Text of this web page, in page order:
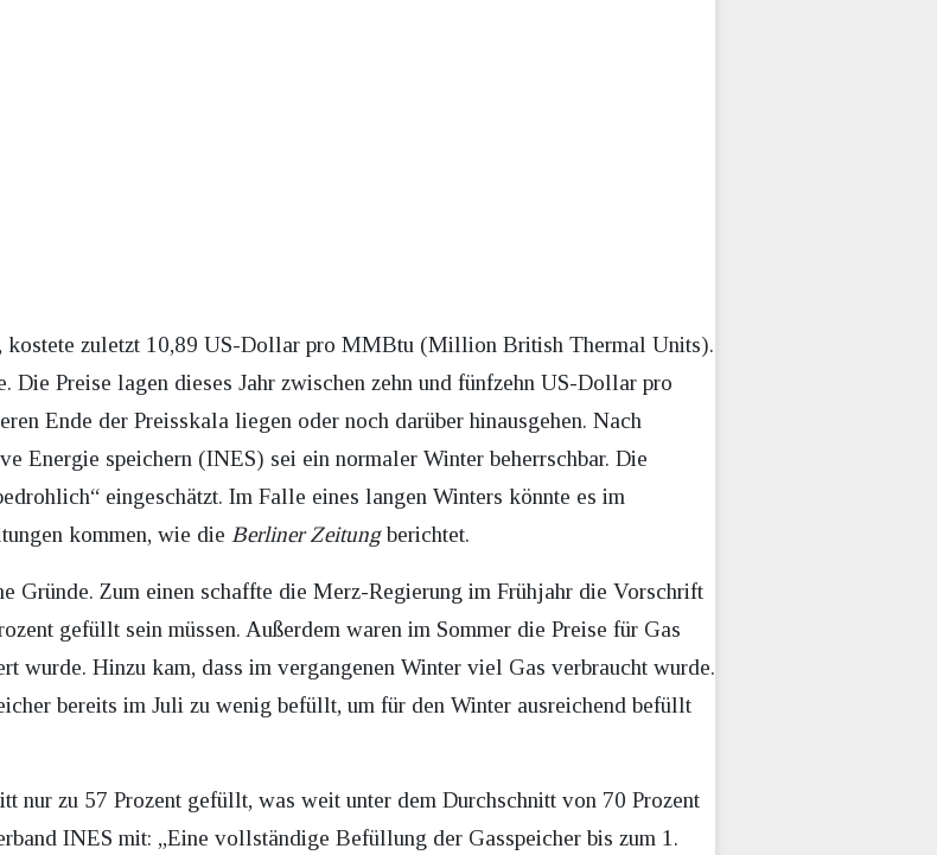
kostete zuletzt 10,89 US-Dollar pro MMBtu (Million British Thermal Units).
Preise lagen dieses Jahr zwischen zehn und fünfzehn US-Dollar pro
Ende der Preisskala liegen oder noch darüber hinausgehen. Nach
Energie speichern (INES) sei ein normaler Winter beherrschbar. Die
eingeschätzt. Im Falle eines langen Winters könnte es im
kommen, wie die Berliner Zeitungberichtet.
Gründe. Zum einen schaffte die Merz-Regierung im Frühjahr die Vorschrift
gefüllt sein müssen. Außerdem waren im Sommer die Preise für Gas
wurde. Hinzu kam, dass im vergangenen Winter viel Gas verbraucht wurde.
bereits im Juli zu wenig befüllt, um für den Winter ausreichend befüllt
nur zu 57 Prozent gefüllt, was weit unter dem Durchschnitt von 70 Prozent
INES mit: „Eine vollständige Befüllung der Gasspeicher bis zum 1.